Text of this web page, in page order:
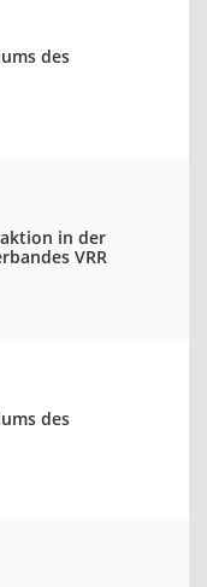
des
in der
VRR
des